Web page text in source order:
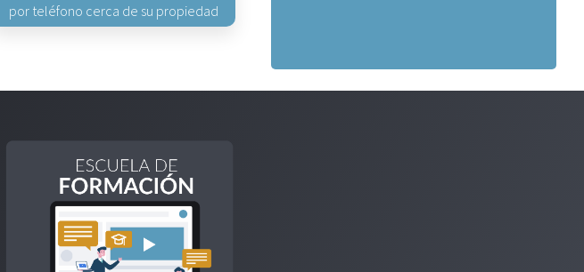
por teléfono cerca de su propiedad